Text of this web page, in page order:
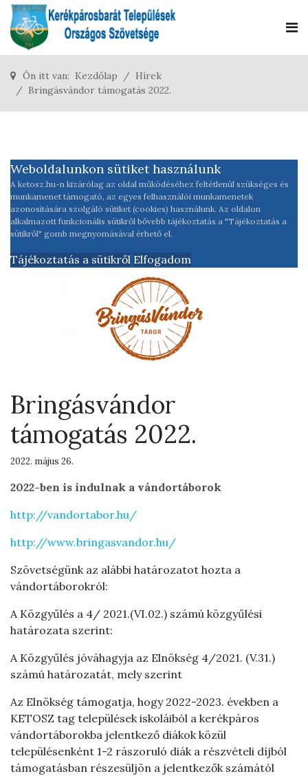
Ön itt van: Kezdőlap
Hírek
Bringásvándor támogatás 2022.
Weboldalunkon sütiket használunk
A ketosz.hu-n kizárólag az oldal működéséhez feltétlenül szükséges és
munkamenet támogató, az egyes felhasználói munkamenetek
azonosítására szolgáló sütiket (cookies) használunk. Az oldalon
alkalmazott funkcionális sütikről bővebb tájékoztatás a "Tájékoztatás a
sütikről" gomb megnyomásával érhető el.
Tájékoztatás a sütikről Elfogadom
Bringásvándor
támogatás 2022.
2022. május 26.
2022-ben is indulnak a vándortáborok
http://vandortabor.hu/
http://www.bringasvandor.hu/
Szövetségünk az alábbi határozatot hozta a
vándortáborokról:
A Közgyűlés a 4/ 2021.(VI.02.) számú közgyűlési
határozata szerint:
A Közgyűlés jóváhagyja az Elnökség 4/2021. (V.31.)
számú határozatát, mely szerint
Az Elnökség támogatja, hogy 2022-2023. években a
KETOSZ tag települések iskoláiból a kerékpáros
vándortáborokba jelentkező diákok közül
településenként 1-2 rászoruló diák a részvételi díjból
támogatásban részesüljön a jelentkezők számától